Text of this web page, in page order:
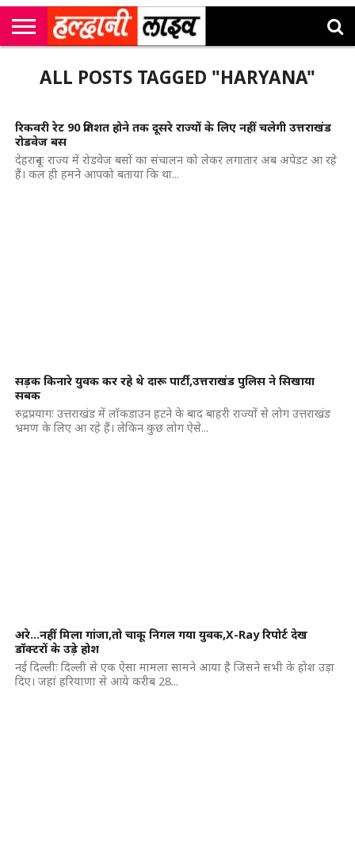
एम
कॉर्नर
उत्तराखंड
न्यूज़
खेल
मनोरंजन
सम्पादकीय
जॉब
अलर्ट्स
ALL POSTS TAGGED "HARYANA"
रिकवरी रेट 90 प्रतिशत होने तक दूसरे राज्यों के लिए नहीं चलेगी उत्तराखंड
रोडवेज बस
देहरादूनः राज्य में रोडवेज बसों का संचालन को लेकर लगातार अब अपेडट आ रहे
हैं। कल ही हमने आपको बताया कि था...
सड़क किनारे युवक कर रहे थे दारू पार्टी,उत्तराखंड पुलिस ने सिखाया
सबक
रुद्रप्रयागः उत्तराखंड में लॉकडाउन हटने के बाद बाहरी राज्यों से लोग उत्तराखंड
भ्रमण के लिए आ रहे हैं। लेकिन कुछ लोग ऐसे...
अरे…नहीं मिला गांजा,तो चाकू निगल गया युवक,X-Ray रिपोर्ट देख
डॉक्टरों के उड़े होश
नई दिल्लीः दिल्ली से एक ऐसा मामला सामने आया है जिसने सभी के होश उड़ा
दिए। जहां हरियाणा से आये करीब 28...